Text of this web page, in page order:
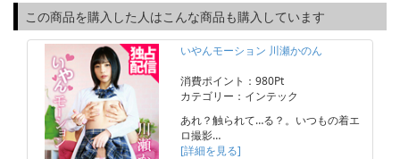
この商品を購入した人はこんな商品も購入しています
いやんモーション 川瀬かのん
消費ポイント：980Pt
カテゴリー：インテック
あれ？触られて…る？。いつもの着エ
ロ撮影…
[詳細を見る]